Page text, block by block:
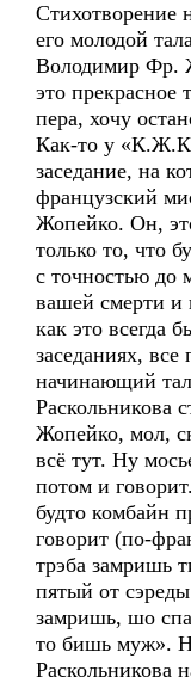
Стихотворение
его молодой
Володимир Фр.
это прекрасное
пера, хочу
Как-то у
заседание, на
французский
Жопейко. Он,
только то, что
с точностью до
вашей смерти
как это всегда
заседаниях,
начинающий
Раскольникова
Жопейко, мол,
всё тут. Ну
потом и
будто комбайн
говорит (по-
трэба замришь
пятый от
замришь, шо
то бишь муж».
Раскольникова